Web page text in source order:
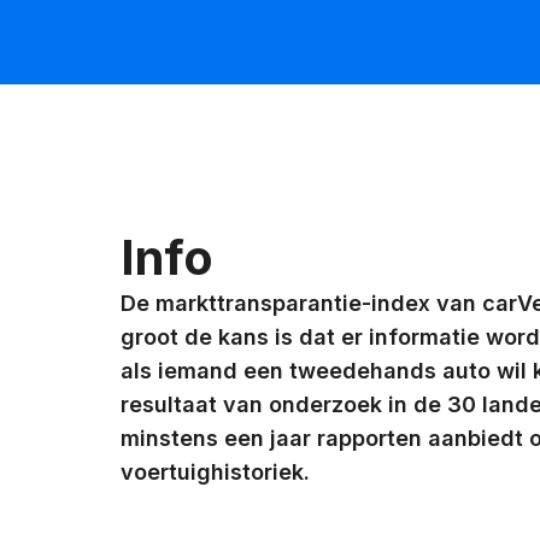
Info
De markttransparantie-index van
groot de kans is dat er informatie
als iemand een tweedehands auto wil
resultaat van onderzoek in de 30
minstens een jaar rapporten aanbiedt
voertuighistoriek.